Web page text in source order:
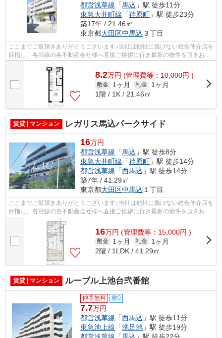
都営浅草線 「馬込 」駅 徒歩11分
東急大井町線 「荏原町 」駅 徒歩23分
築17年 / 21.46㎡
東京都大田区中馬込 ３丁目
ここまでご覧頂きありがとうございます♪当社は他社に負けない総合仲介店を
目指し、各沿線の各不動産会社様へ直接ご挨拶に行き最新の物件を頂きお客
様へ提供しております！最新の情報は...
8.2万円 (管理費等：10,000円 )
敷金 1ヶ月 礼金
1ヶ月
1階 / 1K / 21.46㎡
賃貸 | マンション レガリス馬込パークサイド
16万円
都営浅草線 「馬込 」駅 徒歩8分
東急大井町線 「荏原町 」駅 徒歩14分
都営浅草線 「西馬込 」駅 徒歩14分
築7年 / 41.29㎡
東京都大田区中馬込 １丁目
ここまでご覧頂きありがとうございます♪当社は他社に負けない総合仲介店を
目指し、各沿線の各不動産会社様へ直接ご挨拶に行き最新の物件を頂きお客
様へ提供しております！最新の情報は...
16万円 (管理費等：15,000円 )
敷金 1ヶ月 礼金
1ヶ月
2階 / 1LDK / 41.29㎡
賃貸 | マンション ルーブル上池台弐番館
仲手無料 敷0
7.7万円
都営浅草線 「西馬込 」駅 徒歩11分
東急池上線 「洗足池 」駅 徒歩19分